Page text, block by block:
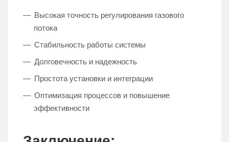
Высокая точность регулирования газового
потока
Стабильность работы системы
Долговечность и надежность
Простота установки и интеграции
Оптимизация процессов и повышение
эффективности